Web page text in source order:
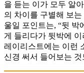
을 듣는 이가 모두 알
의 차이를 구별해 보는
울일 포인트는, “뒷 박
게 들리다가 뒷박에
레이리스트에는 이런
신경 써서 들어보는 것